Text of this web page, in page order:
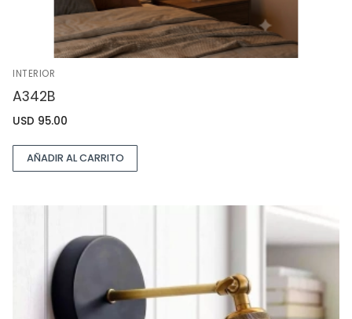
INTERIOR
A342B
USD 95.00
AÑADIR AL CARRITO